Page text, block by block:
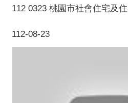
112-08-23
112 0323 桃園市社會住宅及